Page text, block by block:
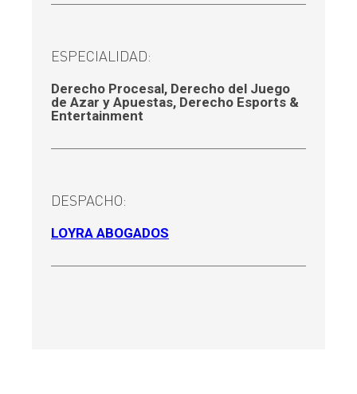
ESPECIALIDAD:
Derecho Procesal, Derecho del Juego
de Azar y Apuestas, Derecho Esports &
Entertainment
DESPACHO:
LOYRA ABOGADOS